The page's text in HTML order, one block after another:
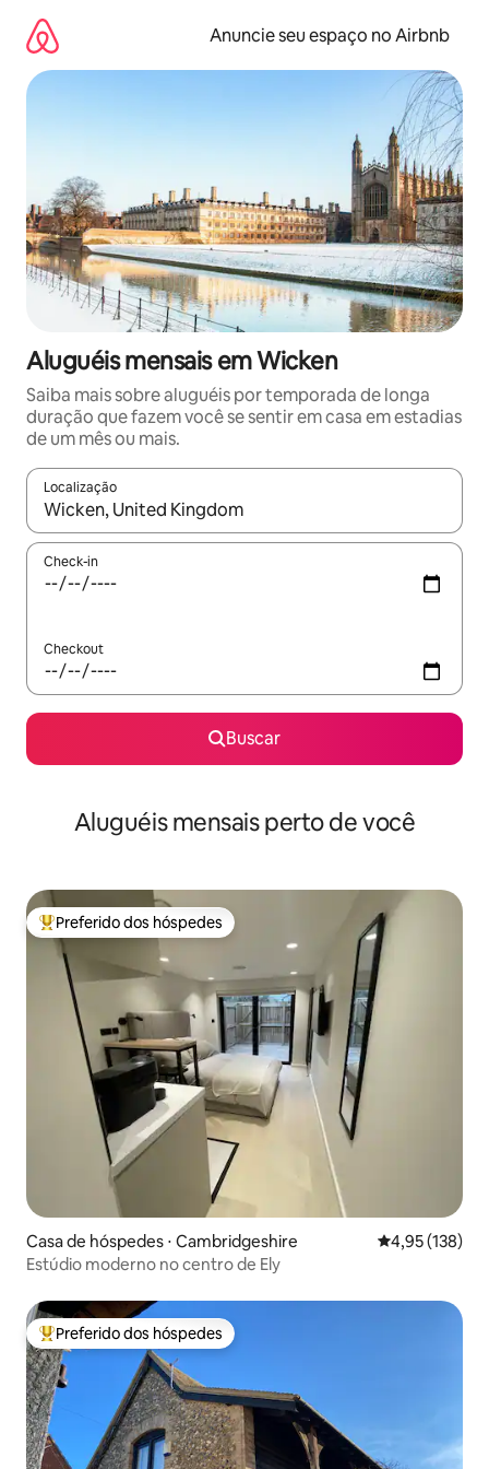
para
conteúdo
Anuncie seu espaço no Airbnb
Aluguéis mensais em Wicken
Saiba mais sobre aluguéis por temporada de longa
duração que fazem você se sentir em casa em estadias
de um mês ou mais.
Localização
Quando os resultados estiverem disponíveis, explore-os
Check-in
Checkout
Buscar
Aluguéis mensais perto de você
Entre os melhores preferidos dos hóspedes
Preferido dos hóspedes
Casa de hóspedes ⋅ Cambridgeshire 4,95 de uma
4,95 (138)
Estúdio moderno no centro de Ely
Entre os melhores preferidos dos hóspedes
Preferido dos hóspedes